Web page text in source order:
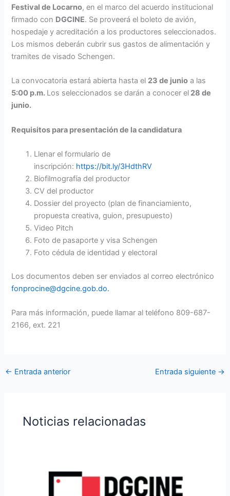
Festival de Locarno, en el marco del acuerdo institucional
firmado con DGCINE. Se proveerá el boleto de avión,
hospedaje y acreditación a los productores seleccionados.
Los mismos deberán cubrir sus gastos de alimentación y
tramites de visado Schengen.
La convocatoria estará abierta hasta el 23 de junio a las
5:00 p.m. Los seleccionados se darán a conocer el 28 de
junio.
Requisitos para presentación de la candidatura
Llenar el formulario de
inscripción: https://bit.ly/3HdthRV
Biofilmografía del productor
CV del productor
Dossier del proyecto (plan de financiamiento,
propuesta creativa, guion, presupuesto)
Video Pitch
Foto de pasaporte y visa Schengen
Foto cédula de identidad y electoral
Los documentos deben ser enviados al correo electrónico
fonprocine@dgcine.gob.do.
Para más información, puede llamar al teléfono 809-687-
2166, ext. 221
← Entrada anterior Entrada siguiente →
Noticias relacionadas